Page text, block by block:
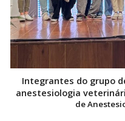
Integrantes do grupo
anestesiologia
de